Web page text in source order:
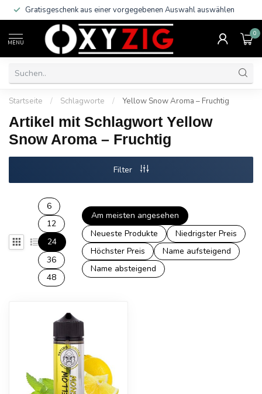
Gratisgeschenk aus einer vorgegebenen Auswahl auswählen
MENU
0
Startseite / Schlagworte / Yellow Snow Aroma – Fruchtig
Artikel mit Schlagwort Yellow
Snow Aroma – Fruchtig
Filter
6
12
24
36
48
Am meisten angesehen
Neueste Produkte
Niedrigster Preis
Höchster Preis
Name aufsteigend
Name absteigend